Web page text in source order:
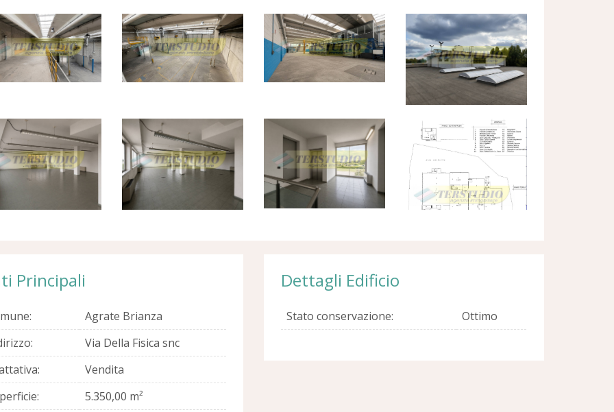
Principali
Agrate Brianza
Via Della Fisica snc
Vendita
5.350,00 m²
Dettagli Edificio
Stato conservazione: Ottimo